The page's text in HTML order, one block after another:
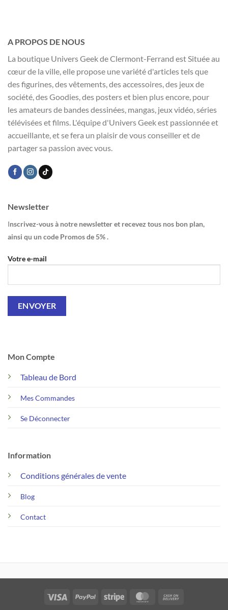
A PROPOS DE NOUS
La boutique Univers Geek de Clermont-Ferrand est Située au
cœur de la ville, elle propose une variété d'articles tels que
des figurines, des vêtements, des accessoires, des jeux de
société, des Goodies, des posters et bien plus encore, pour
les amateurs de bandes dessinées, mangas, jeux vidéo, séries
télévisées et films. L'équipe d'Univers Geek est passionnée et
accueillante, et se fera un plaisir de vous conseiller et de
partager sa passion avec vous.
Mon Compte
Tableau de Bord
Mes Commandes
Se Déconnecter
Information
Conditions générales de vente
Blog
Contact
Newsletter
Inscrivez-vous à notre newsletter et recevez tous nos bon plan,
ainsi qu un code Promos de 5% .
Votre e-mail
Visa PayPal Stripe MasterCard